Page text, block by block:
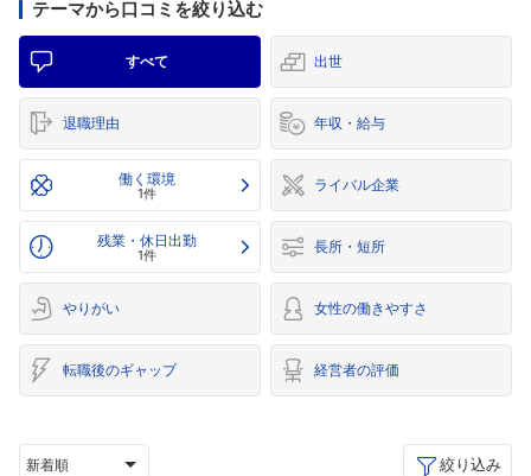
テーマから口コミを絞り込む
すべて 出世
退職理由 年収・給与
働く環境
1件 ライバル企業
残業・休日出勤
1件 長所・短所
やりがい 女性の働きやすさ
転職後のギャップ 経営者の評価
新着順 絞り込み